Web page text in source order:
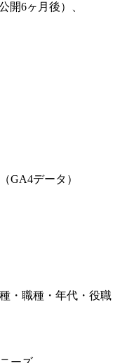
開6ヶ月後）、
GA4データ）
・職種・年代・役職